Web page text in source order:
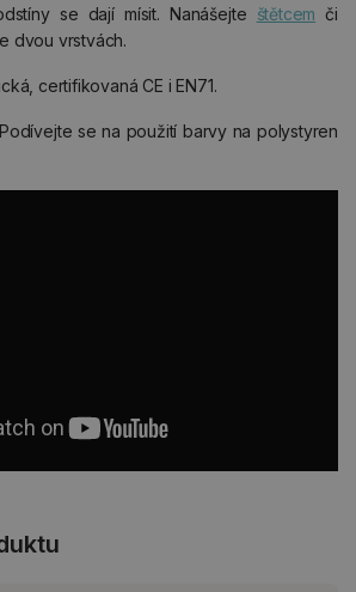
se dají mísit. Nanášejte štětcem či
dvou vrstvách.
certifikovaná CE i EN71.
Podívejte se na použití barvy na polystyren